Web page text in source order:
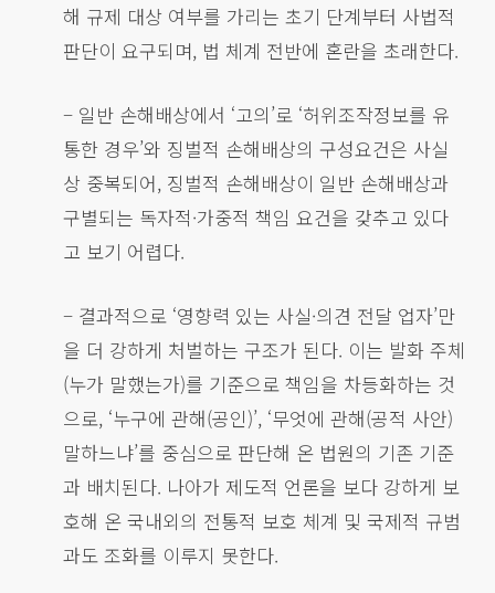
해 규제 대상 여부를 가리는 초기 단계부터 사법적
판단이 요구되며, 법 체계 전반에 혼란을 초래한다.
– 일반 손해배상에서 ‘고의’로 ‘허위조작정보를 유
통한 경우’와 징벌적 손해배상의 구성요건은 사실
상 중복되어, 징벌적 손해배상이 일반 손해배상과
구별되는 독자적·가중적 책임 요건을 갖추고 있다
고 보기 어렵다.
– 결과적으로 ‘영향력 있는 사실·의견 전달 업자’만
을 더 강하게 처벌하는 구조가 된다. 이는 발화 주체
(누가 말했는가)를 기준으로 책임을 차등화하는 것
으로, ‘누구에 관해(공인)’, ‘무엇에 관해(공적 사안)
말하느냐’를 중심으로 판단해 온 법원의 기존 기준
과 배치된다. 나아가 제도적 언론을 보다 강하게 보
호해 온 국내외의 전통적 보호 체계 및 국제적 규범
과도 조화를 이루지 못한다.